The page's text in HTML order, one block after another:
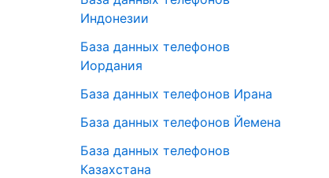
Индонезии
База данных телефонов
Иордания
База данных телефонов Ирана
База данных телефонов Йемена
База данных телефонов
Казахстана